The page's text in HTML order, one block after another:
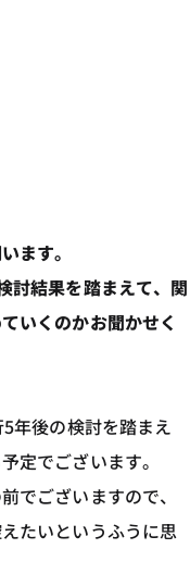
ます。
討結果を踏まえて、関
いくのかお聞かせく
年後の検討を踏まえ
定でございます。
でございますので、
たいというふうに思